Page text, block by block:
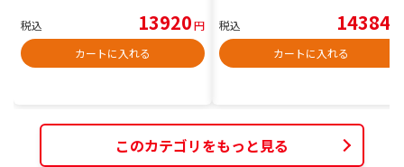
税込 13920円
カートに入れる
税込 14384
カートに入れる
このカテゴリをもっと見る